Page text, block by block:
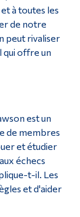
à toutes les
de notre
peut rivaliser
qui offre un
est un
de membres
et étudier
échecs
t-il. Les
et d'aider